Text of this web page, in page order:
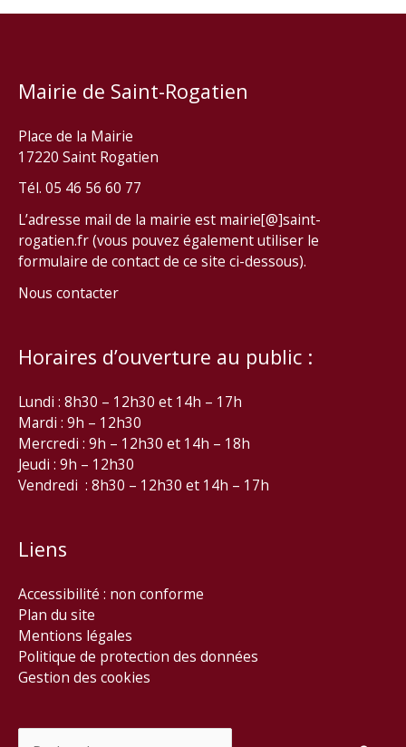
Mairie de Saint-Rogatien
Place de la Mairie
17220 Saint Rogatien
Tél. 05 46 56 60 77
L’adresse mail de la mairie est mairie[@]saint-
rogatien.fr (vous pouvez également utiliser le
formulaire de contact de ce site ci-dessous).
Nous contacter
Horaires d’ouverture au public :
Lundi : 8h30 – 12h30 et 14h – 17h
Mardi : 9h – 12h30
Mercredi : 9h – 12h30 et 14h – 18h
Jeudi : 9h – 12h30
Vendredi : 8h30 – 12h30 et 14h – 17h
Liens
Accessibilité : non conforme
Plan du site
Mentions légales
Politique de protection des données
Gestion des cookies